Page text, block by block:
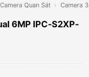
Camera Quan Sát › Camera
6MP IPC-S2XP-